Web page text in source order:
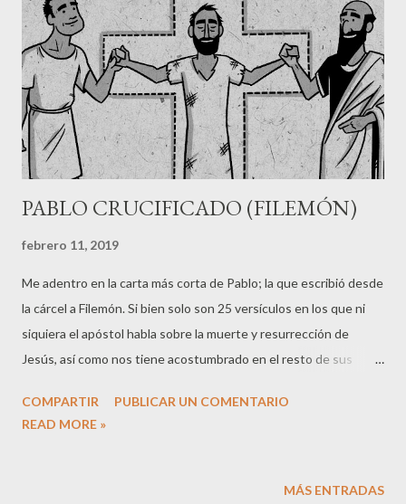
para huir del Señor." (1:1-3A) 2ª Reyes 15 y 18 habla de las
acciones de los Asirios contra los judios, Nínive está en Asiria.
Se nos dice que los asirios invadieron la tierra, es decir, tomaron
un lugar por la fuerza con todo lo que ello implic...
PABLO CRUCIFICADO (FILEMÓN)
febrero 11, 2019
Me adentro en la carta más corta de Pablo; la que escribió desde
la cárcel a Filemón. Si bien solo son 25 versículos en los que ni
siquiera el apóstol habla sobre la muerte y resurrección de
Jesús, así como nos tiene acostumbrado en el resto de sus
llegado a ser para mi una de las más interesantes para entender
cristiano influyente, probablemente ayudó a Epafras
COMPARTIR
PUBLICAR UN COMENTARIO
READ MORE »
MÁS ENTRADAS